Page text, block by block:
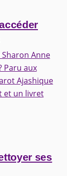
Anne
Paru aux
Ajashique
et un livret
ses